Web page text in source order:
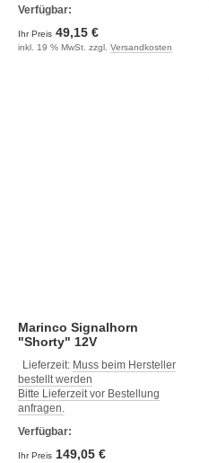
Verfügbar:
Ihr Preis 49,15 €
inkl. 19 % MwSt. zzgl. Versandkosten
Marinco Signalhorn
"Shorty" 12V
Lieferzeit: Muss beim Hersteller
bestellt werden
Bitte Lieferzeit vor Bestellung
anfragen.
Verfügbar:
Ihr Preis 149,05 €